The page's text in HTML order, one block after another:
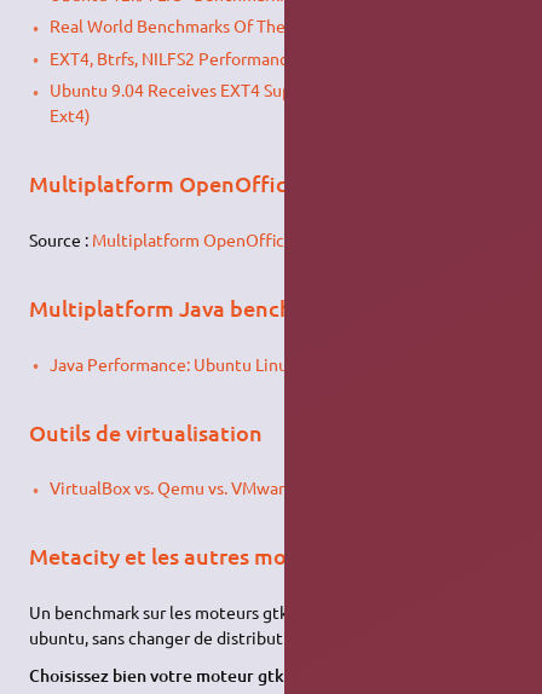
Real World Benchmarks Of The EXT4 File-System
EXT4, Btrfs, NILFS2 Performance Benchmarks
Ubuntu 9.04 Receives EXT4 Support(Jfs,XFS,ReiserFS, Ext3,
Ext4)
Multiplatform OpenOffice.org 3.0 Benchmark
Source : Multiplatform OpenOffice.org 3.0 Benchmark
Multiplatform Java benchmark
Java Performance: Ubuntu Linux vs. Windows Vista
Outils de virtualisation
VirtualBox vs. Qemu vs. VMware-player (updated)
Metacity et les autres moteur gtk
Un benchmark sur les moteurs gtk compatible et installable sur
ubuntu, sans changer de distribution.
Choisissez bien votre moteur gtk et votre thème: